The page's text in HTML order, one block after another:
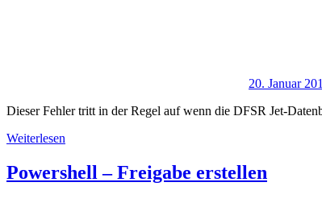
20. Januar
Dieser Fehler tritt in der Regel auf wenn die DFSR Jet-
Weiterlesen
Powershell – Freigabe erstellen